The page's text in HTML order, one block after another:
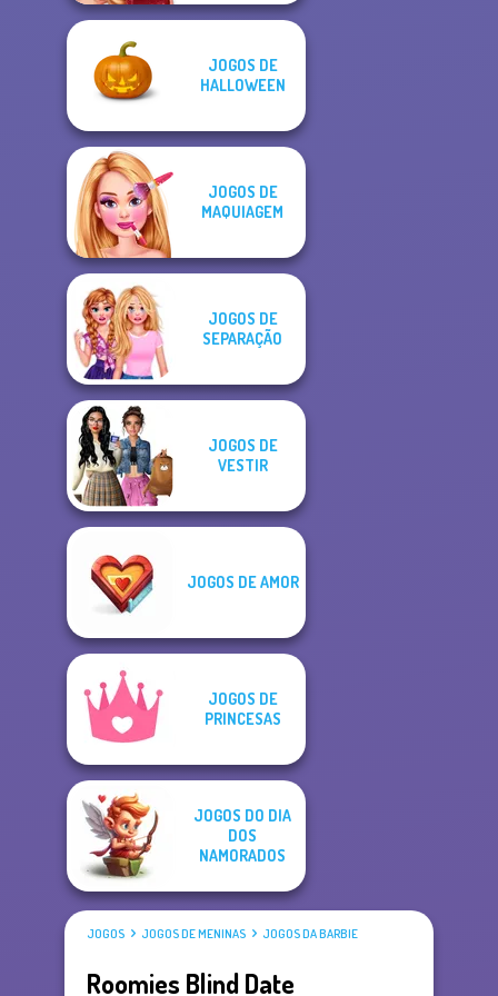
JOGOS DE
HALLOWEEN
JOGOS DE
MAQUIAGEM
JOGOS DE
SEPARAÇÃO
JOGOS DE
VESTIR
JOGOS DE AMOR
JOGOS DE
PRINCESAS
JOGOS DO DIA
DOS
NAMORADOS
JOGOS JOGOS DE MENINAS JOGOS DA BARBIE
Roomies Blind Date